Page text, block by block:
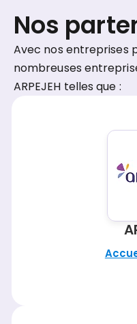
Nos
Avec nos entreprises
nombreuses
ARPEJEH telles que :